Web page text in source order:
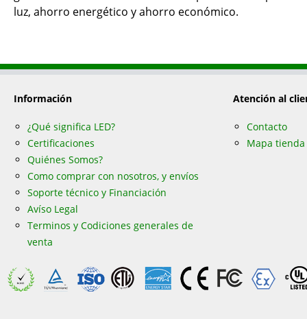
luz, ahorro energético y ahorro económico.
Información
¿Qué significa LED?
Certificaciones
Quiénes Somos?
Como comprar con nosotros, y envíos
Soporte técnico y Financiación
Avíso Legal
Terminos y Codiciones generales de
venta
Atención al
Contacto
Mapa tienda